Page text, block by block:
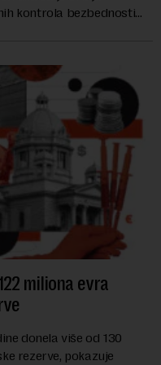
kontrola bezbednosti
miliona evra
donela više od 130
rezerve, pokazuje